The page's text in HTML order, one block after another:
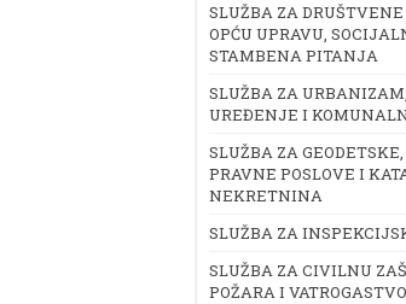
SLUŽBA ZA
OPĆU UPRAVU,
STAMBENA PITANJA
SLUŽBA ZA
UREĐENJE I
SLUŽBA ZA
PRAVNE POSLOVE I
NEKRETNINA
SLUŽBA ZA
SLUŽBA ZA CIVILNU
POŽARA I VATROGASTVO